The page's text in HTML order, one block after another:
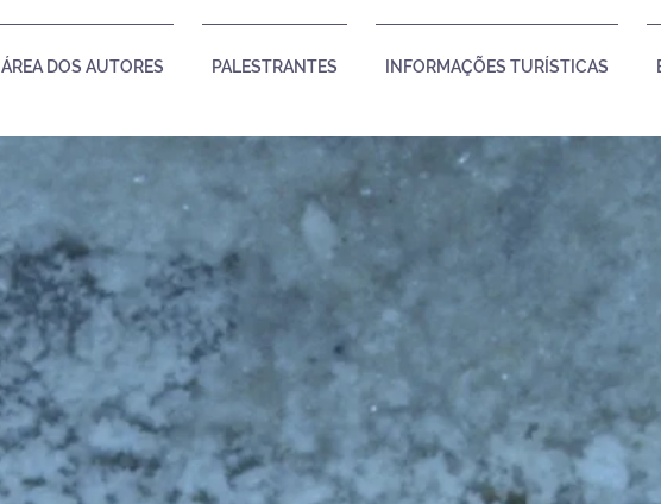
ÁREA DOS AUTORES PALESTRANTES INFORMAÇÕES TURÍSTICAS